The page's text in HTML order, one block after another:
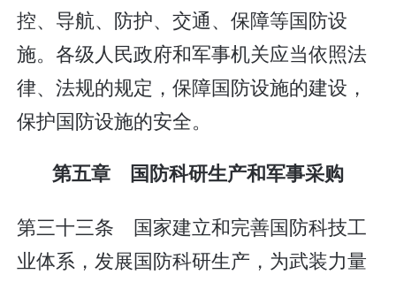
控、导航、防护、交通、保障等国防设
施。各级人民政府和军事机关应当依照法
律、法规的规定，保障国防设施的建设，
保护国防设施的安全。
第五章 国防科研生产和军事采购
第三十三条 国家建立和完善国防科技工
业体系，发展国防科研生产，为武装力量